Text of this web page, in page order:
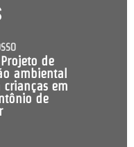
de
ambiental
crianças em
de